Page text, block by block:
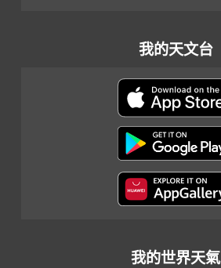
我的天文台
我的世界天氣